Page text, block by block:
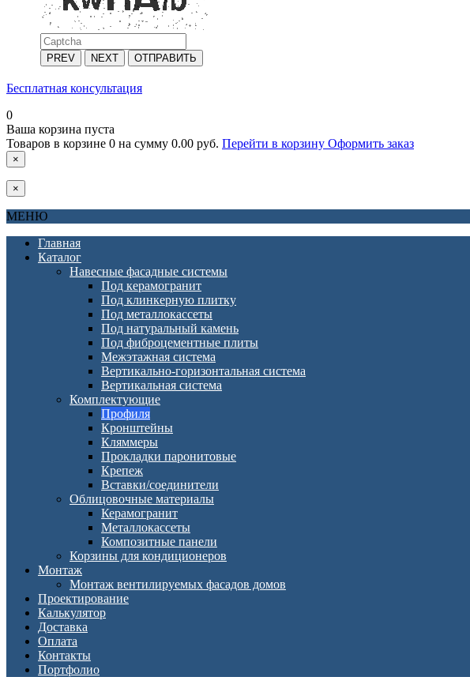
PREV NEXT ОТПРАВИТЬ
Бесплатная консультация
0
Ваша корзина пуста
Товаров в корзине 0 на сумму 0.00 руб. Перейти в корзину Оформить заказ
×
×
МЕНЮ
Главная
Каталог
Навесные фасадные системы
Под керамогранит
Под клинкерную плитку
Под металлокассеты
Под натуральный камень
Под фиброцементные плиты
Межэтажная система
Вертикально-горизонтальная система
Вертикальная система
Комплектующие
Профиля
Кронштейны
Кляммеры
Прокладки паронитовые
Крепеж
Вставки/соединители
Облицовочные материалы
Керамогранит
Металлокассеты
Композитные панели
Корзины для кондиционеров
Монтаж
Монтаж вентилируемых фасадов домов
Проектирование
Калькулятор
Доставка
Оплата
Контакты
Портфолио